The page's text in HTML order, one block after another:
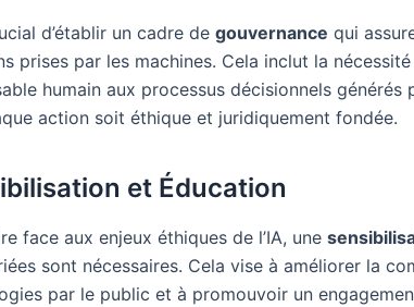
d’établir un cadre de gouvernance qui
prises par les machines. Cela inclut la nécessité
humain aux processus décisionnels générés
action soit éthique et juridiquement fondée.
et Éducation
face aux enjeux éthiques de l’IA, une
sont nécessaires. Cela vise à améliorer la
par le public et à promouvoir un